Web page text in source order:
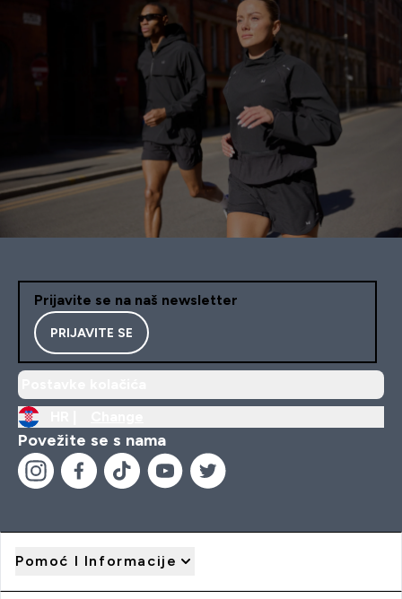
Prijavite se na naš newsletter
PRIJAVITE SE
Povežite se s nama
Pomoć I Informacije